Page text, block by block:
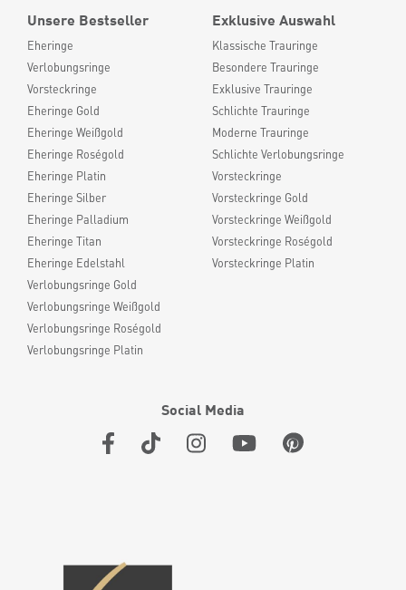
Unsere Bestseller
Eheringe
Verlobungsringe
Vorsteckringe
Eheringe Gold
Eheringe Weißgold
Eheringe Roségold
Eheringe Platin
Eheringe Silber
Eheringe Palladium
Eheringe Titan
Eheringe Edelstahl
Verlobungsringe Gold
Verlobungsringe Weißgold
Verlobungsringe Roségold
Verlobungsringe Platin
Exklusive Auswahl
Klassische Trauringe
Besondere Trauringe
Exklusive Trauringe
Schlichte Trauringe
Moderne Trauringe
Schlichte Verlobungsringe
Vorsteckringe
Vorsteckringe Gold
Vorsteckringe Weißgold
Vorsteckringe Roségold
Vorsteckringe Platin
Social Media